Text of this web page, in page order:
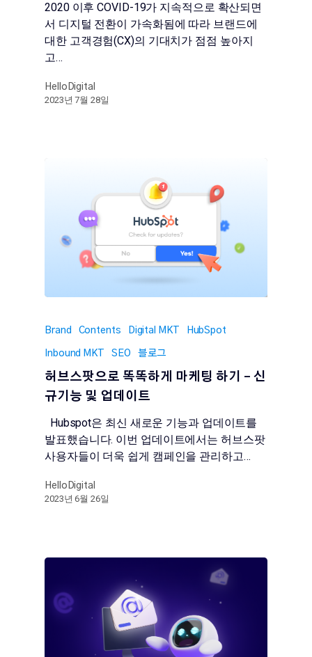
2020 이후 COVID-19가 지속적으로 확산되면
서 디지털 전환이 가속화됨에 따라 브랜드에
대한 고객경험(CX)의 기대치가 점점 높아지
고…
HelloDigital
2023년 7월 28일
Brand Contents Digital MKT HubSpot
Inbound MKT SEO 블로그
허브스팟으로 똑똑하게 마케팅 하기 – 신
규기능 및 업데이트
Hubspot은 최신 새로운 기능과 업데이트를
발표했습니다. 이번 업데이트에서는 허브스팟
사용자들이 더욱 쉽게 캠페인을 관리하고…
HelloDigital
2023년 6월 26일